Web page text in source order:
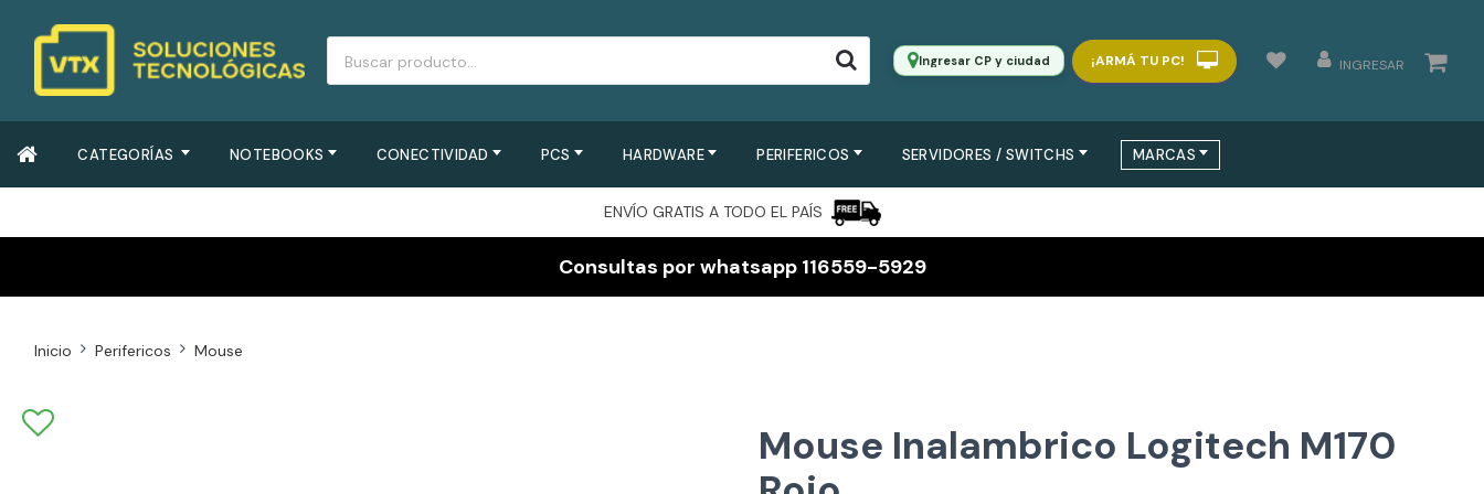
Ingresar CP y ciudad ¡ARMÁ TU PC! INGRESAR
CATEGORÍAS NOTEBOOKS CONECTIVIDAD PCS HARDWARE PERIFERICOS SERVIDORES / SWITCHS MARCAS
ENVÍO GRATIS A TODO EL PAÍS
Consultas por whatsapp 116559-5929
Inicio Perifericos Mouse
Mouse Inalambrico Logitech M170